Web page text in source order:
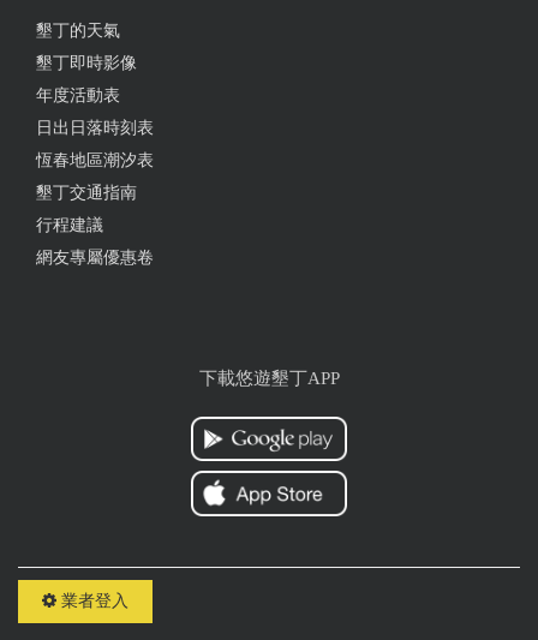
墾丁的天氣
墾丁即時影像
年度活動表
日出日落時刻表
恆春地區潮汐表
墾丁交通指南
行程建議
網友專屬優惠卷
下載悠遊墾丁APP
業者登入